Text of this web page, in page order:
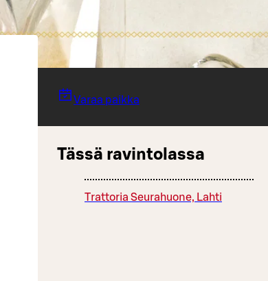
Varaa paikka
Tässä ravintolassa
Trattoria Seurahuone, Lahti